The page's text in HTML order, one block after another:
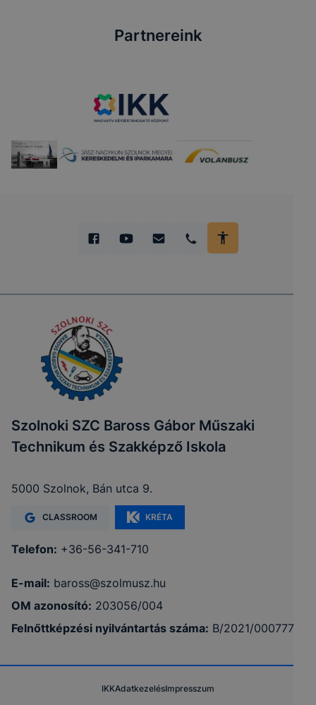
Partnereink
Szolnoki SZC Baross Gábor Műszaki
Technikum és Szakképző Iskola
5000 Szolnok, Bán utca 9.
CLASSROOM KRÉTA
Telefon: +36-56-341-710
E-mail: baross@szolmusz.hu
OM azonosító: 203056/004
Felnőttképzési nyilvántartás száma: B/2021/000777
IKKAdatkezelésImpresszum